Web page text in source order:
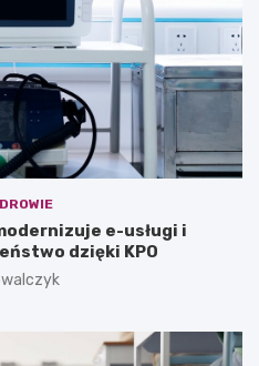
e-usługi i
dzięki KPO